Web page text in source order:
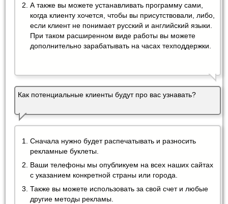
А также вы можете устанавливать программу сами,
когда клиенту хочется, чтобы вы присутствовали, либо,
если клиент не понимает русский и английский языки.
При таком расширенном виде работы вы можете
дополнительно зарабатывать на часах техподдержки.
Как потенциальные клиенты будут про вас узнавать?
Сначала нужно будет распечатывать и разносить
рекламные буклеты.
Ваши телефоны мы опубликуем на всех наших сайтах
с указанием конкретной страны или города.
Также вы можете использовать за свой счет и любые
другие методы рекламы.